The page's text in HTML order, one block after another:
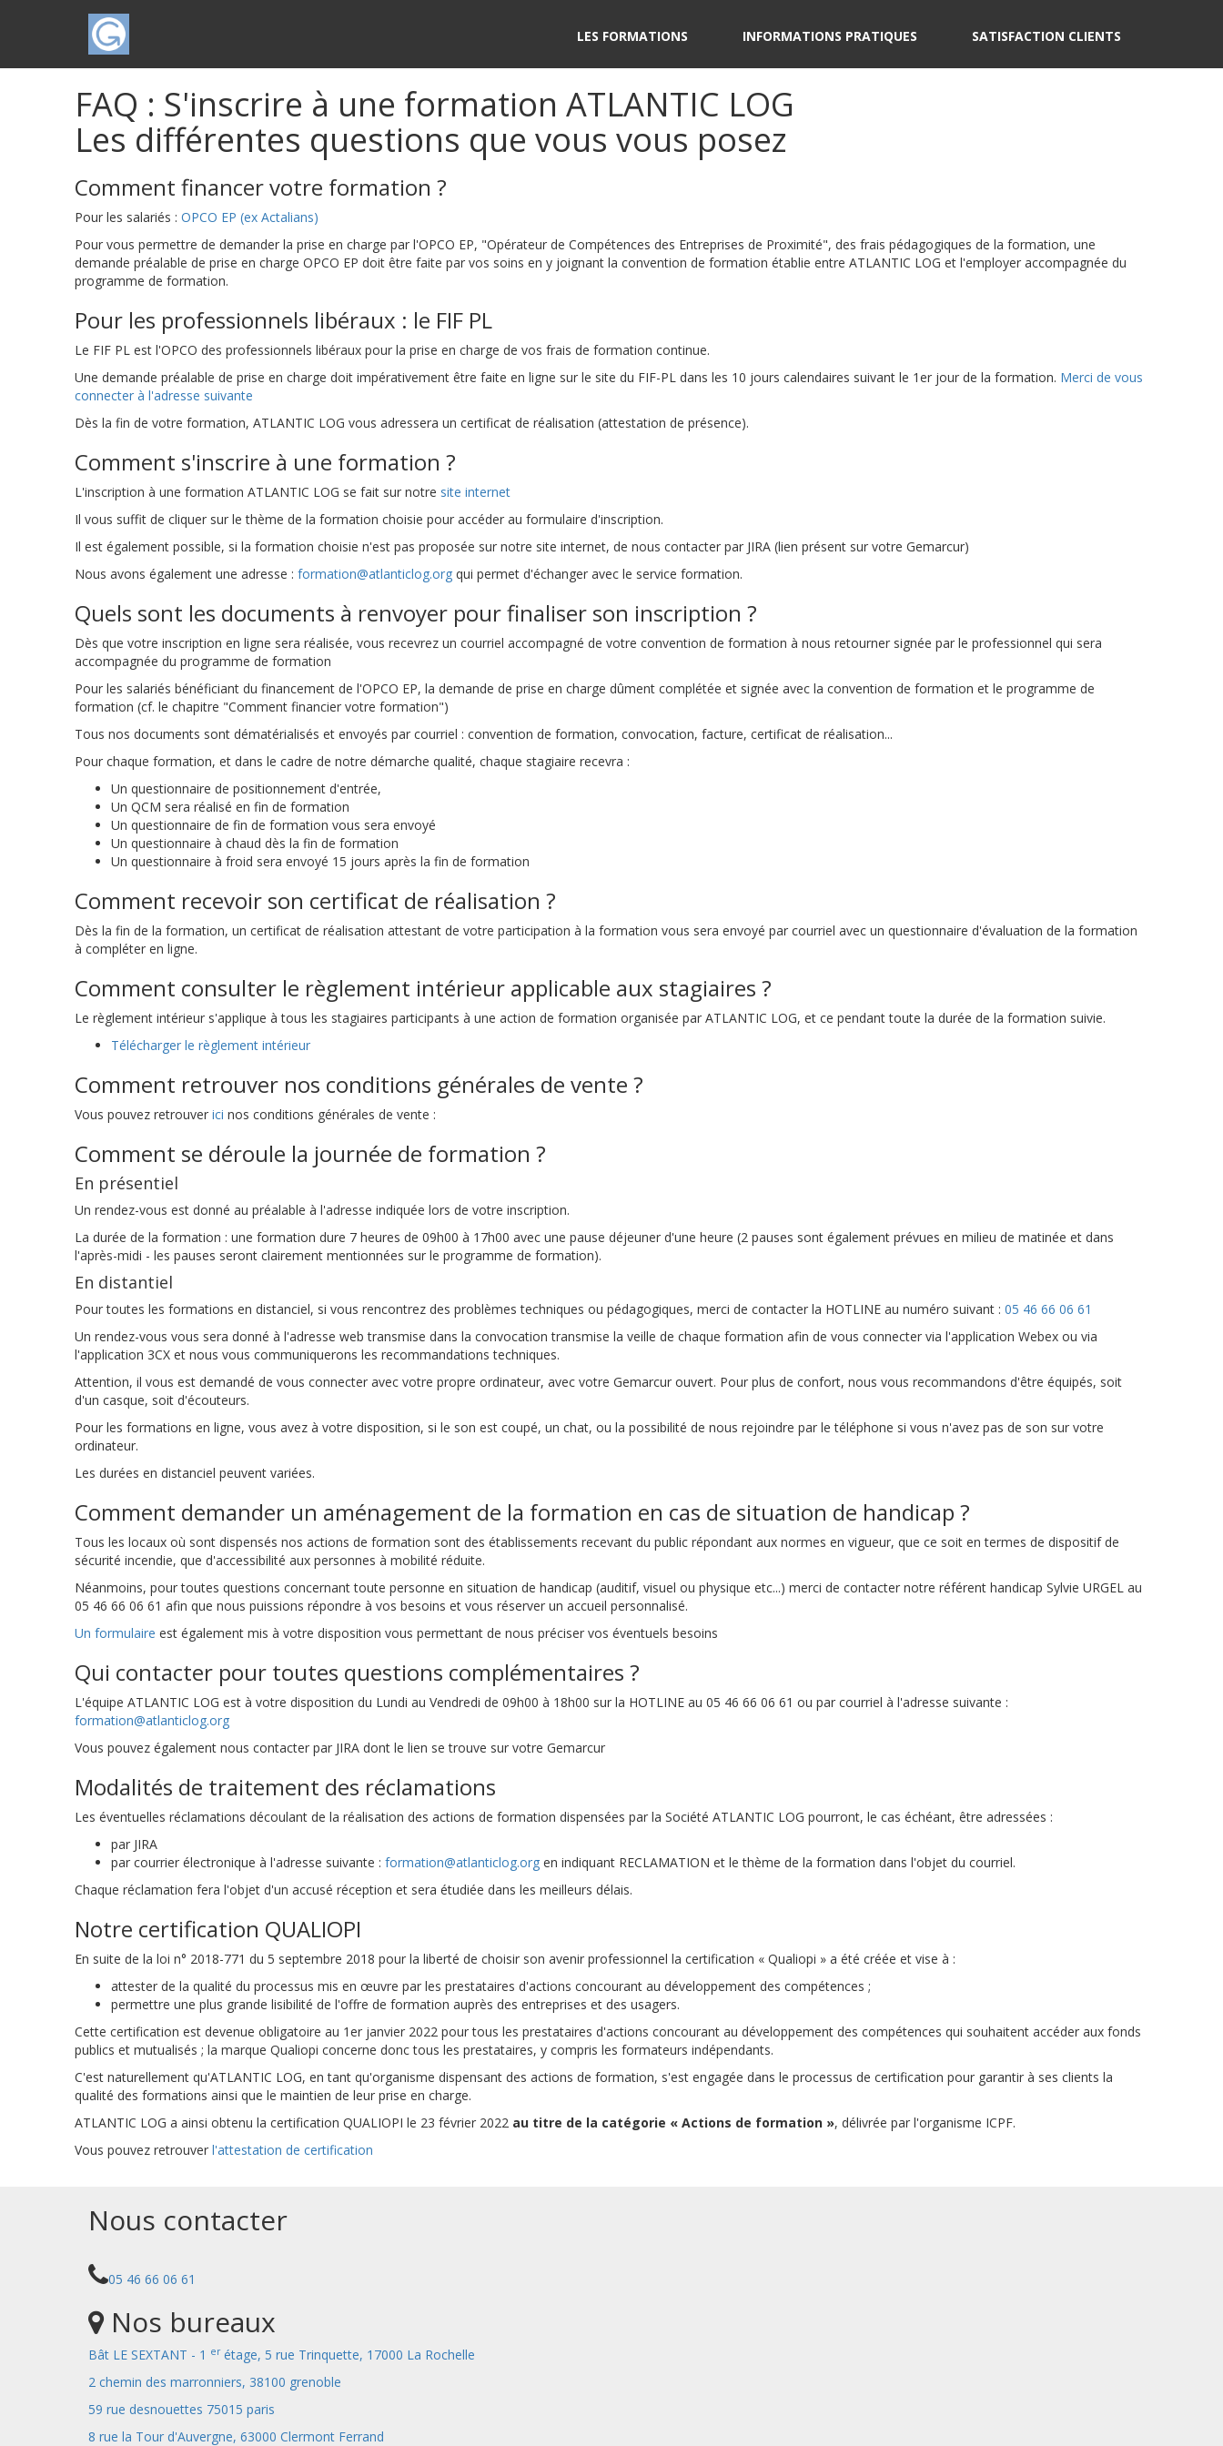
LES FORMATIONS INFORMATIONS PRATIQUES SATISFACTION CLIENTS
FAQ : S'inscrire à une formation ATLANTIC LOG
Les différentes questions que vous vous posez
Comment financer votre formation ?
Pour les salariés :OPCO EP (ex Actalians)
Pour vous permettre de demander la prise en charge par l'OPCO EP, "Opérateur de Compétences des Entreprises de Proximité", des frais pédagogiques de la formation, une
demande préalable de prise en charge OPCO EP doit être faite par vos soins en y joignant la convention de formation établie entre ATLANTIC LOG et l'employer accompagnée du
programme de formation.
Pour les professionnels libéraux : le FIF PL
Le FIF PL est l'OPCO des professionnels libéraux pour la prise en charge de vos frais de formation continue.
Une demande préalable de prise en charge doit impérativement être faite en ligne sur le site du FIF-PL dans les 10 jours calendaires suivant le 1er jour de la formation. Merci de vous
connecter à l'adresse suivante
Dès la fin de votre formation, ATLANTIC LOG vous adressera un certificat de réalisation (attestation de présence).
Comment s'inscrire à une formation ?
L'inscription à une formation ATLANTIC LOG se fait sur notre site internet
Il vous suffit de cliquer sur le thème de la formation choisie pour accéder au formulaire d'inscription.
Il est également possible, si la formation choisie n'est pas proposée sur notre site internet, de nous contacter par JIRA (lien présent sur votre Gemarcur)
Nous avons également une adresse :formation@atlanticlog.org qui permet d'échanger avec le service formation.
Quels sont les documents à renvoyer pour finaliser son inscription ?
Dès que votre inscription en ligne sera réalisée, vous recevrez un courriel accompagné de votre convention de formation à nous retourner signée par le professionnel qui sera
accompagnée du programme de formation
Pour les salariés bénéficiant du financement de l'OPCO EP, la demande de prise en charge dûment complétée et signée avec la convention de formation et le programme de
formation (cf. le chapitre "Comment financier votre formation")
Tous nos documents sont dématérialisés et envoyés par courriel : convention de formation, convocation, facture, certificat de réalisation...
Pour chaque formation, et dans le cadre de notre démarche qualité, chaque stagiaire recevra :
Un questionnaire de positionnement d'entrée,
Un QCM sera réalisé en fin de formation
Un questionnaire de fin de formation vous sera envoyé
Un questionnaire à chaud dès la fin de formation
Un questionnaire à froid sera envoyé 15 jours après la fin de formation
Comment recevoir son certificat de réalisation ?
Dès la fin de la formation, un certificat de réalisation attestant de votre participation à la formation vous sera envoyé par courriel avec un questionnaire d'évaluation de la formation
à compléter en ligne.
Comment consulter le règlement intérieur applicable aux stagiaires ?
Le règlement intérieur s'applique à tous les stagiaires participants à une action de formation organisée par ATLANTIC LOG, et ce pendant toute la durée de la formation suivie.
Télécharger le règlement intérieur
Comment retrouver nos conditions générales de vente ?
Vous pouvez retrouverici nos conditions générales de vente :
Comment se déroule la journée de formation ?
En présentiel
Un rendez-vous est donné au préalable à l'adresse indiquée lors de votre inscription.
La durée de la formation : une formation dure 7 heures de 09h00 à 17h00 avec une pause déjeuner d'une heure (2 pauses sont également prévues en milieu de matinée et dans
l'après-midi - les pauses seront clairement mentionnées sur le programme de formation).
En distantiel
Pour toutes les formations en distanciel, si vous rencontrez des problèmes techniques ou pédagogiques, merci de contacter la HOTLINE au numéro suivant :05 46 66 06 61
Un rendez-vous vous sera donné à l'adresse web transmise dans la convocation transmise la veille de chaque formation afin de vous connecter via l'application Webex ou via
l'application 3CX et nous vous communiquerons les recommandations techniques.
Attention, il vous est demandé de vous connecter avec votre propre ordinateur, avec votre Gemarcur ouvert. Pour plus de confort, nous vous recommandons d'être équipés, soit
d'un casque, soit d'écouteurs.
Pour les formations en ligne, vous avez à votre disposition, si le son est coupé, un chat, ou la possibilité de nous rejoindre par le téléphone si vous n'avez pas de son sur votre
ordinateur.
Les durées en distanciel peuvent variées.
Comment demander un aménagement de la formation en cas de situation de handicap ?
Tous les locaux où sont dispensés nos actions de formation sont des établissements recevant du public répondant aux normes en vigueur, que ce soit en termes de dispositif de
sécurité incendie, que d'accessibilité aux personnes à mobilité réduite.
Néanmoins, pour toutes questions concernant toute personne en situation de handicap (auditif, visuel ou physique etc...) merci de contacter notre référent handicap Sylvie URGEL au
05 46 66 06 61 afin que nous puissions répondre à vos besoins et vous réserver un accueil personnalisé.
Un formulaire est également mis à votre disposition vous permettant de nous préciser vos éventuels besoins
Qui contacter pour toutes questions complémentaires ?
L'équipe ATLANTIC LOG est à votre disposition du Lundi au Vendredi de 09h00 à 18h00 sur la HOTLINE au 05 46 66 06 61 ou par courriel à l'adresse suivante :
formation@atlanticlog.org
Vous pouvez également nous contacter par JIRA dont le lien se trouve sur votre Gemarcur
Modalités de traitement des réclamations
Les éventuelles réclamations découlant de la réalisation des actions de formation dispensées par la Société ATLANTIC LOG pourront, le cas échéant, être adressées :
par JIRA
par courrier électronique à l'adresse suivante :formation@atlanticlog.org en indiquant RECLAMATION et le thème de la formation dans l'objet du courriel.
Chaque réclamation fera l'objet d'un accusé réception et sera étudiée dans les meilleurs délais.
Notre certification QUALIOPI
En suite de la loi n° 2018-771 du 5 septembre 2018 pour la liberté de choisir son avenir professionnel la certification « Qualiopi » a été créée et vise à :
attester de la qualité du processus mis en œuvre par les prestataires d'actions concourant au développement des compétences ;
permettre une plus grande lisibilité de l'offre de formation auprès des entreprises et des usagers.
Cette certification est devenue obligatoire au 1er janvier 2022 pour tous les prestataires d'actions concourant au développement des compétences qui souhaitent accéder aux fonds
publics et mutualisés ; la marque Qualiopi concerne donc tous les prestataires, y compris les formateurs indépendants.
C'est naturellement qu'ATLANTIC LOG, en tant qu'organisme dispensant des actions de formation, s'est engagée dans le processus de certification pour garantir à ses clients la
qualité des formations ainsi que le maintien de leur prise en charge.
ATLANTIC LOG a ainsi obtenu la certification QUALIOPI le 23 février 2022 au titre de la catégorie « Actions de formation », délivrée par l'organisme ICPF.
Vous pouvez retrouver l'attestation de certification
Nous contacter
05 46 66 06 61
Nos bureaux
Bât LE SEXTANT - 1 erétage, 5 rue Trinquette, 17000 La Rochelle
2 chemin des marronniers, 38100 grenoble
59 rue desnouettes 75015 paris
8 rue la Tour d'Auvergne, 63000 Clermont Ferrand